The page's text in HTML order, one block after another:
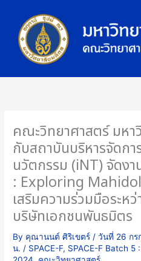
content
คณะวิทยาศาสตร์ มห
กับสถาบันบริหารจัดกา
นวัตกรรม (iNT) จัดง
: Exploring
เสริมความร่วมมือระห
บริษัทเอกชนพันธมิตร
By คุณานนต์ ศิริเขตร์ /วันที่ 26 กร
น. / SPACE-F, SPACE-F Batch 5
ม